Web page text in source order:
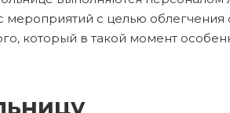
с целью облегчения
который в такой момент